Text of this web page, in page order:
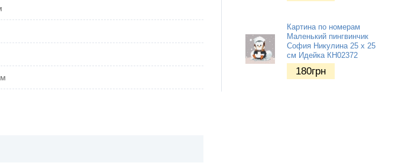
Картина по номерам
Маленький пингвинчик
София Никулина 25 х 25
см Идейка КН02372
180грн